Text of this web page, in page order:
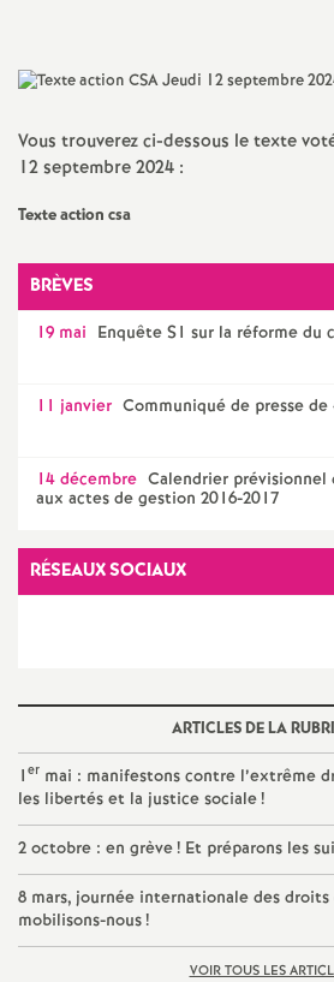
Vous trouverez ci-dessous le texte
12 septembre 2024 :
Texte action csa
BRÈVES
19 mai Enquête S1 sur la réforme du
11 janvier Communiqué de presse de
14 décembre Calendrier prévisionnel
aux actes de gestion 2016-2017
RÉSEAUX SOCIAUX
ARTICLES DE LA
1er mai : manifestons contre l’extrême
les libertés et la justice sociale!
2 octobre : en grève! Et préparons les
8 mars, journée internationale des droits
mobilisons-nous!
VOIR TOUS LES